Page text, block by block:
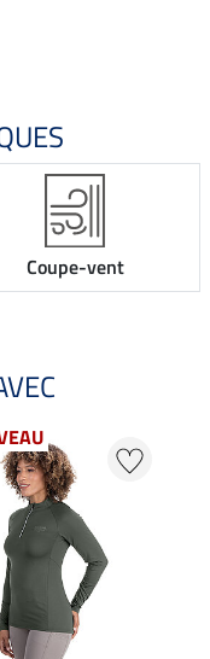
Coupe-vent